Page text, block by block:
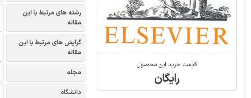
قیمت خرید این محصول
رایگان
رشته های مرتبط با این
مقاله
گرایش های مرتبط با این
مقاله
مجله
دانشگاه